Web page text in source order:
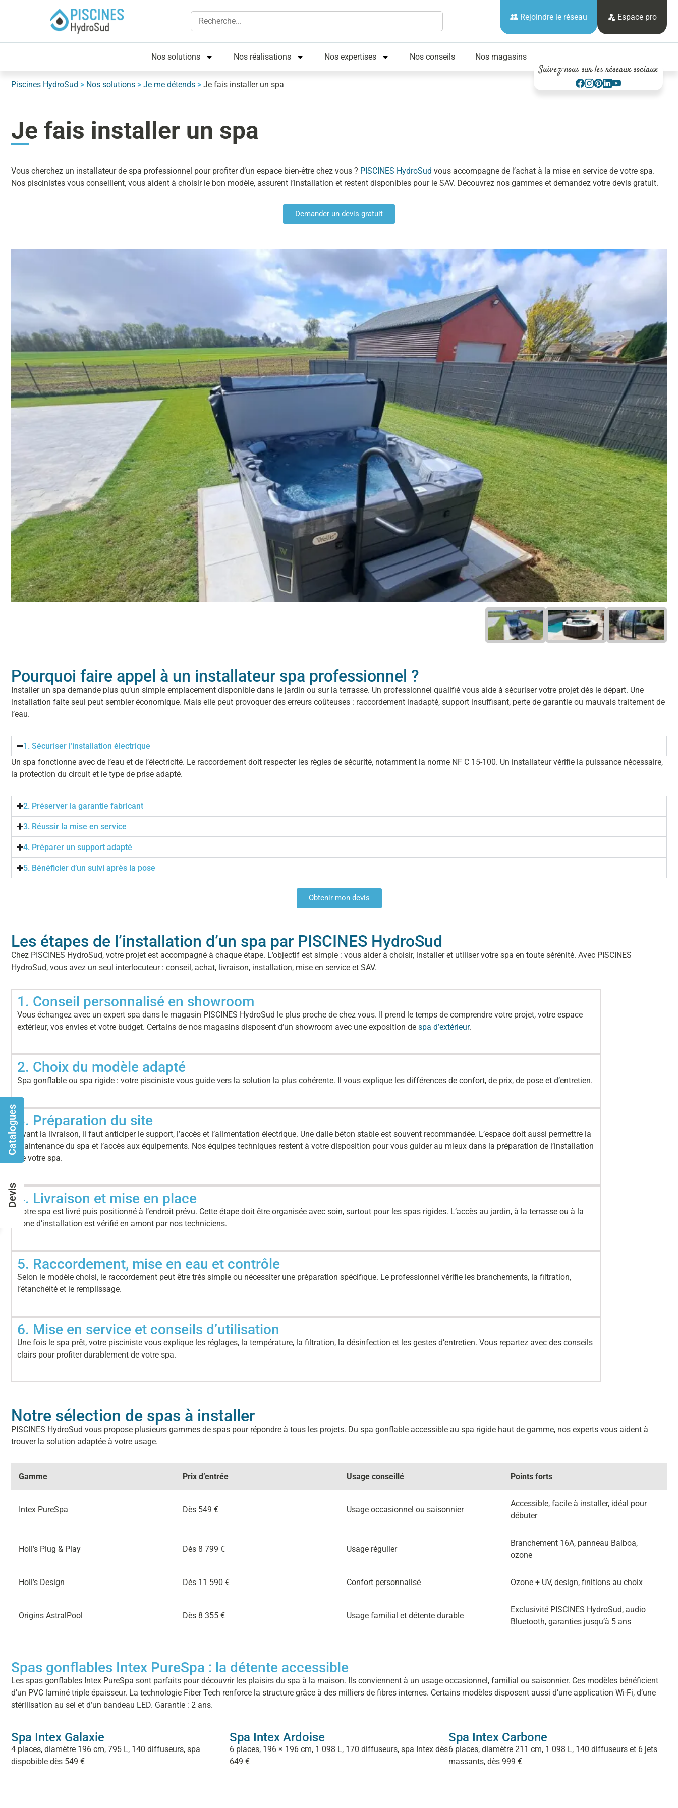
Catalogues
Devis
Rejoindre le réseau Espace pro
Nos solutions Nos réalisations Nos expertises Nos conseils Nos magasins
Suivez-nous sur les réseaux sociaux
Piscines HydroSud > Nos solutions > Je me détends > Je fais installer un spa
Je fais installer un spa
Vous cherchez un installateur de spa professionnel pour profiter d’un espace bien-être chez vous ? PISCINES HydroSud vous accompagne de l’achat à la mise en service de votre spa.
Nos piscinistes vous conseillent, vous aident à choisir le bon modèle, assurent l’installation et restent disponibles pour le SAV. Découvrez nos gammes et demandez votre devis gratuit.
Demander un devis gratuit
Pourquoi faire appel à un installateur spa professionnel ?
Installer un spa demande plus qu’un simple emplacement disponible dans le jardin ou sur la terrasse. Un professionnel qualifié vous aide à sécuriser votre projet dès le départ. Une
installation faite seul peut sembler économique. Mais elle peut provoquer des erreurs coûteuses : raccordement inadapté, support insuffisant, perte de garantie ou mauvais traitement de
l’eau.
1. Sécuriser l’installation électrique
Un spa fonctionne avec de l’eau et de l’électricité. Le raccordement doit respecter les règles de sécurité, notamment la norme NF C 15-100. Un installateur vérifie la puissance nécessaire,
la protection du circuit et le type de prise adapté.
2. Préserver la garantie fabricant
3. Réussir la mise en service
4. Préparer un support adapté
5. Bénéficier d’un suivi après la pose
Obtenir mon devis
Les étapes de l’installation d’un spa par PISCINES HydroSud
Chez PISCINES HydroSud, votre projet est accompagné à chaque étape. L’objectif est simple : vous aider à choisir, installer et utiliser votre spa en toute sérénité. Avec PISCINES
HydroSud, vous avez un seul interlocuteur : conseil, achat, livraison, installation, mise en service et SAV.
1. Conseil personnalisé en showroom
Vous échangez avec un expert spa dans le magasin PISCINES HydroSud le plus proche de chez vous. Il prend le temps de comprendre votre projet, votre espace
extérieur, vos envies et votre budget. Certains de nos magasins disposent d’un showroom avec une exposition de spa d’extérieur.
2. Choix du modèle adapté
Spa gonflable ou spa rigide : votre pisciniste vous guide vers la solution la plus cohérente. Il vous explique les différences de confort, de prix, de pose et d’entretien.
3. Préparation du site
Avant la livraison, il faut anticiper le support, l’accès et l’alimentation électrique. Une dalle béton stable est souvent recommandée. L’espace doit aussi permettre la
maintenance du spa et l’accès aux équipements. Nos équipes techniques restent à votre disposition pour vous guider au mieux dans la préparation de l’installation
de votre spa.
4. Livraison et mise en place
Votre spa est livré puis positionné à l’endroit prévu. Cette étape doit être organisée avec soin, surtout pour les spas rigides. L’accès au jardin, à la terrasse ou à la
zone d’installation est vérifié en amont par nos techniciens.
5. Raccordement, mise en eau et contrôle
Selon le modèle choisi, le raccordement peut être très simple ou nécessiter une préparation spécifique. Le professionnel vérifie les branchements, la filtration,
l’étanchéité et le remplissage.
6. Mise en service et conseils d’utilisation
Une fois le spa prêt, votre pisciniste vous explique les réglages, la température, la filtration, la désinfection et les gestes d’entretien. Vous repartez avec des conseils
clairs pour profiter durablement de votre spa.
Notre sélection de spas à installer
PISCINES HydroSud vous propose plusieurs gammes de spas pour répondre à tous les projets. Du spa gonflable accessible au spa rigide haut de gamme, nos experts vous aident à
trouver la solution adaptée à votre usage.
Gamme Prix d’entrée Usage conseillé Points forts
Intex PureSpa Dès 549 € Usage occasionnel ou saisonnier
Accessible, facile à installer, idéal pour
débuter
Holl’s Plug & Play Dès 8 799 € Usage régulier
Branchement 16A, panneau Balboa,
ozone
Holl’s Design Dès 11 590 € Confort personnalisé Ozone + UV, design, finitions au choix
Origins AstralPool Dès 8 355 € Usage familial et détente durable
Exclusivité PISCINES HydroSud, audio
Bluetooth, garanties jusqu’à 5 ans
Spas gonflables Intex PureSpa : la détente accessible
Les spas gonflables Intex PureSpa sont parfaits pour découvrir les plaisirs du spa à la maison. Ils conviennent à un usage occasionnel, familial ou saisonnier. Ces modèles bénéficient
d’un PVC laminé triple épaisseur. La technologie Fiber Tech renforce la structure grâce à des milliers de fibres internes. Certains modèles disposent aussi d’une application Wi-Fi, d’une
stérilisation au sel et d’un bandeau LED. Garantie : 2 ans.
Spa Intex Galaxie
4 places, diamètre 196 cm, 795 L, 140 diffuseurs, spa
dispobible dès 549 €
Spa Intex Ardoise
6 places, 196 × 196 cm, 1 098 L, 170 diffuseurs, spa Intex dès
649 €
Spa Intex Carbone
6 places, diamètre 211 cm, 1 098 L, 140 diffuseurs et 6 jets
massants, dès 999 €